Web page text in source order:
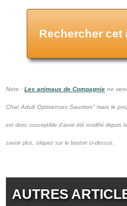
Rechercher cet
Note : Les animaux de Compagnie ne
Chat Adult Optisenses Saumon" mais le
est donc susceptible d'avoir été modifié depuis
savoir plus, cliquez sur le bouton ci-dessus.
AUTRES